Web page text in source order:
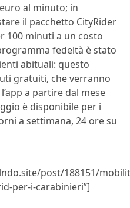
al minuto; in
il pacchetto CityRider
100 minuti a un costo
fedeltà è stato
abituali: questo
gratuiti, che verranno
a partire dal mese
è disponibile per i
a settimana, 24 ore su
post/188151/
per-i-carabinieri”]